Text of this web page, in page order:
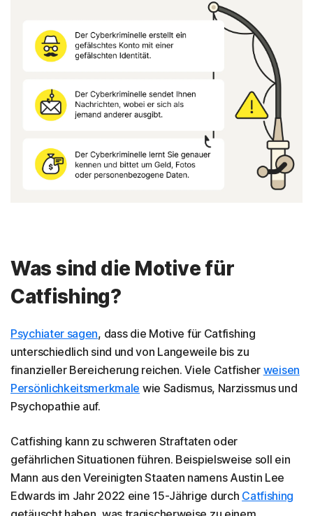
Was sind die Motive für
Catfishing?
Psychiater sagen, dass die Motive für Catfishing
unterschiedlich sind und von Langeweile bis zu
finanzieller Bereicherung reichen. Viele Catfisher weisen
Persönlichkeitsmerkmale wie Sadismus, Narzissmus und
Psychopathie auf.
Catfishing kann zu schweren Straftaten oder
gefährlichen Situationen führen. Beispielsweise soll ein
Mann aus den Vereinigten Staaten namens Austin Lee
Edwards im Jahr 2022 eine 15-Jährige durch Catfishing